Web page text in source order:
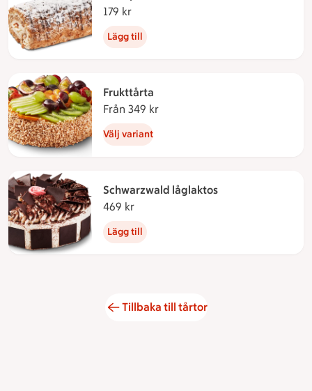
179 kr
Lägg till
Frukttårta
Från 349 kr
Välj variant
Schwarzwald låglaktos
469 kr
Lägg till
Tillbaka till tårtor